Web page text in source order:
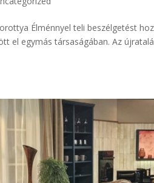
Élménnyel teli beszélgetést
el egymás társaságában. Az